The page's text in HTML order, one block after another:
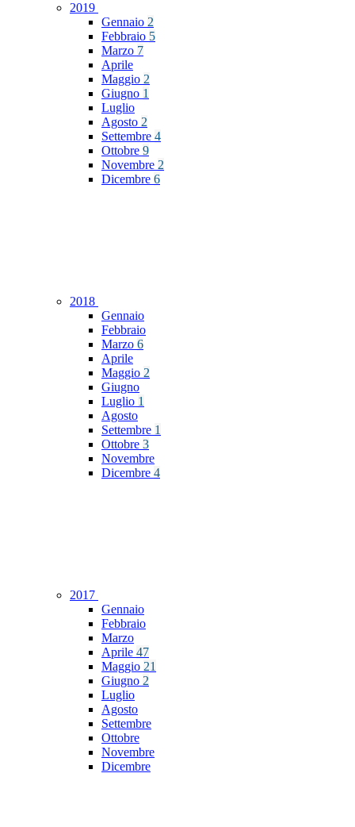
2019
Gennaio 2
Febbraio 5
Marzo 7
Aprile
Maggio 2
Giugno 1
Luglio
Agosto 2
Settembre 4
Ottobre 9
Novembre 2
Dicembre 6
2018
Gennaio
Febbraio
Marzo 6
Aprile
Maggio 2
Giugno
Luglio 1
Agosto
Settembre 1
Ottobre 3
Novembre
Dicembre 4
2017
Gennaio
Febbraio
Marzo
Aprile 47
Maggio 21
Giugno 2
Luglio
Agosto
Settembre
Ottobre
Novembre
Dicembre